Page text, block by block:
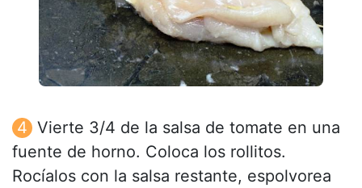
Vierte 3/4 de la salsa de tomate en una
fuente de horno. Coloca los rollitos.
Rocíalos con la salsa restante, espolvorea